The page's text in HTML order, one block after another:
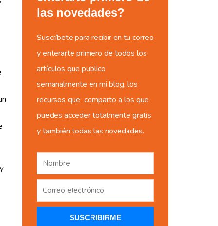
las novedades?
Suscríbete para recibir en tu correo
y enterarte primero de todos los
artículos que publico
semanalmente en mi blog, los
recursos que comparto a los que
puedes acceder totalmente gratis
y también todas las novedades.
SUSCRIBIRME